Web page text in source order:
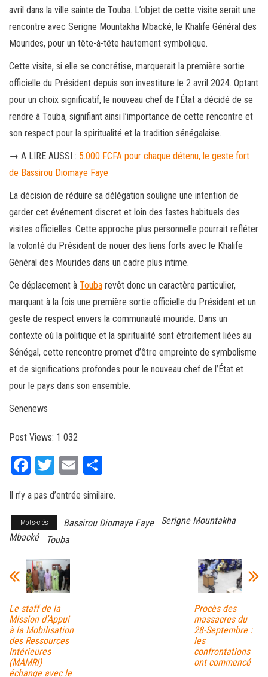
avril dans la ville sainte de Touba. L’objet de cette visite serait une
rencontre avec Serigne Mountakha Mbacké, le Khalife Général des
Mourides, pour un tête-à-tête hautement symbolique.
Cette visite, si elle se concrétise, marquerait la première sortie
officielle du Président depuis son investiture le 2 avril 2024. Optant
pour un choix significatif, le nouveau chef de l’État a décidé de se
rendre à Touba, signifiant ainsi l’importance de cette rencontre et
son respect pour la spiritualité et la tradition sénégalaise.
→ A LIRE AUSSI : 5.000 FCFA pour chaque détenu, le geste fort
de Bassirou Diomaye Faye
La décision de réduire sa délégation souligne une intention de
garder cet événement discret et loin des fastes habituels des
visites officielles. Cette approche plus personnelle pourrait refléter
la volonté du Président de nouer des liens forts avec le Khalife
Général des Mourides dans un cadre plus intime.
Ce déplacement à Touba revêt donc un caractère particulier,
marquant à la fois une première sortie officielle du Président et un
geste de respect envers la communauté mouride. Dans un
contexte où la politique et la spiritualité sont étroitement liées au
Sénégal, cette rencontre promet d’être empreinte de symbolisme
et de significations profondes pour le nouveau chef de l’État et
pour le pays dans son ensemble.
Senenews
Post Views: 1 032
Fa
bo
ok
T
tt
er
E
ail ag
er
Il n’y a pas d’entrée similaire.
Mots-clés Bassirou Diomaye Faye
Serigne Mountakha
Mbacké
Touba
Le staff de la
Mission d’Appui
à la Mobilisation
des Ressources
Intérieures
(MAMRI)
échange avec le
Procès des
massacres du
28-Septembre :
les
confrontations
ont commencé